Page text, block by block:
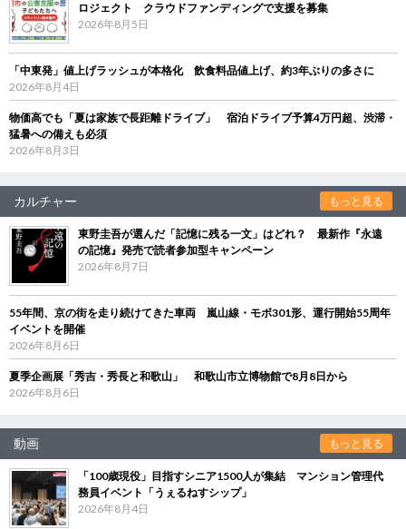
ロジェクト クラウドファンディングで支援を募集
2026年8月5日
「中東発」値上げラッシュが本格化 飲食料品値上げ、約3年ぶりの多さに
2026年8月4日
物価高でも「夏は家族で長距離ドライブ」 宿泊ドライブ予算4万円超、渋滞・
猛暑への備えも必須
2026年8月3日
カルチャー もっと見る
東野圭吾が選んだ「記憶に残る一文」はどれ？ 最新作『永遠
の記憶』発売で読者参加型キャンペーン
2026年8月7日
55年間、京の街を走り続けてきた車両 嵐山線・モボ301形、運行開始55周年
イベントを開催
2026年8月6日
夏季企画展「秀吉・秀長と和歌山」 和歌山市立博物館で8月8日から
2026年8月6日
動画 もっと見る
「100歳現役」目指すシニア1500人が集結 マンション管理代
務員イベント「うぇるねすシップ」
2026年8月4日